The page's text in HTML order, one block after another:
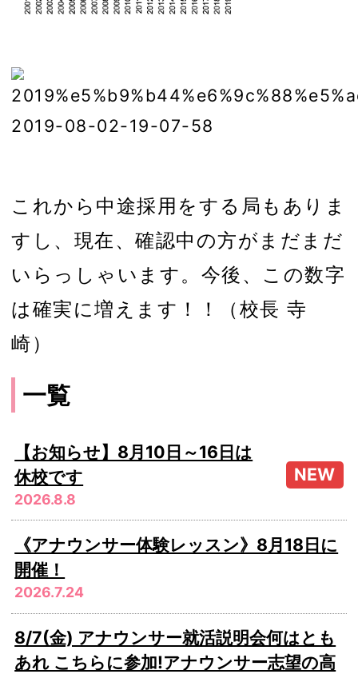
これから中途採用をする局もありま
すし、現在、確認中の方がまだまだ
いらっしゃいます。今後、この数字
は確実に増えます！！（校長 寺
崎）
一覧
【お知らせ】8月10日～16日は
休校です
2026.8.8
《アナウンサー体験レッスン》8月18日に
開催！
2026.7.24
8/7(金) アナウンサー就活説明会何はとも
あれ こちらに参加!アナウンサー志望の高